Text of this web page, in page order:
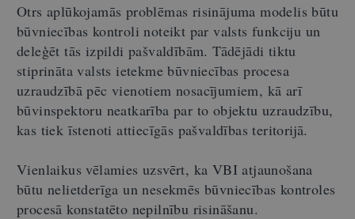
Otrs aplūkojamās problēmas risinājuma modelis būtu
būvniecības kontroli noteikt par valsts funkciju un
deleģēt tās izpildi pašvaldībām. Tādējādi tiktu
stiprināta valsts ietekme būvniecības procesa
uzraudzībā pēc vienotiem nosacījumiem, kā arī
būvinspektoru neatkarība par to objektu uzraudzību,
kas tiek īstenoti attiecīgās pašvaldības teritorijā.
Vienlaikus vēlamies uzsvērt, ka VBI atjaunošana
būtu nelietderīga un nesekmēs būvniecības kontroles
procesā konstatēto nepilnību risināšanu.